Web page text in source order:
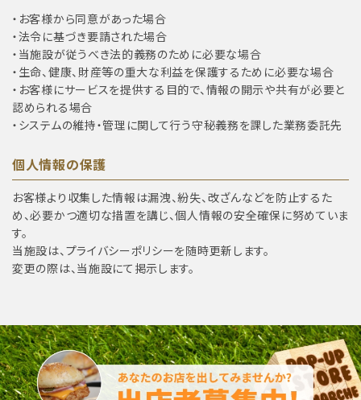
・お客様から同意があった場合
・法令に基づき要請された場合
・当施設が従うべき法的義務のために必要な場合
・生命、健康、財産等の重大な利益を保護するために必要な場合
・お客様にサービスを提供する目的で、情報の開示や共有が必要と
認められる場合
・システムの維持・管理に関して行う守秘義務を課した業務委託先
個人情報の保護
お客様より収集した情報は漏洩、紛失、改ざんなどを防止するた
め、必要かつ適切な措置を講じ、個人情報の安全確保に努めていま
す。
当施設は、プライバシーポリシーを随時更新します。
変更の際は、当施設にて掲示します。